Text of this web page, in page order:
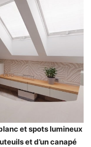
et spots lumineux
et d’un canapé